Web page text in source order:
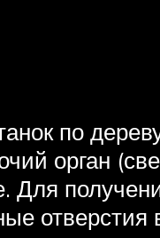
по
орган